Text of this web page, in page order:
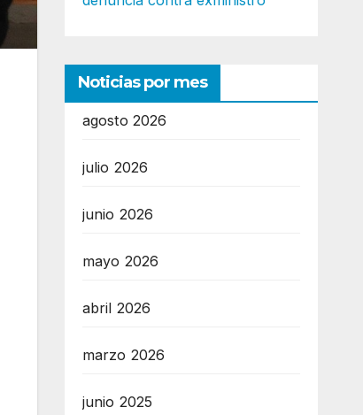
Noticias por mes
agosto 2026
julio 2026
junio 2026
mayo 2026
abril 2026
marzo 2026
junio 2025